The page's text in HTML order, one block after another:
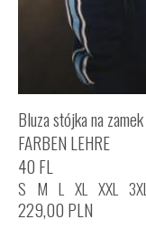
Bluza stójka na zamek
FARBEN LEHRE
40 FL
S M L XL XXL 3XL
229,00 PLN